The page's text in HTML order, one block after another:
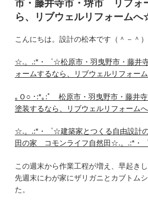
市・藤井寺市・堺市 リフォ
ら、リブウェルリフォーム
こんにちは。設計の松本です（＾－＾）
☆.。.:*・゜☆松原市・羽曳野市・藤井
ォームするなら、リブウェルリフォー
｡Ｏ○ ･:*｡:ﾟ 松原市・羽曳野市・藤井
塗装するなら、リブウェルリフォーム
☆.。.:*・゜☆建築家とつくる自由設計
田の家 コモンライフ自然田☆.。.:*・
この週末から作業工程が増え、早起きし
先週末にわが家にザリガニとカブトム
た。